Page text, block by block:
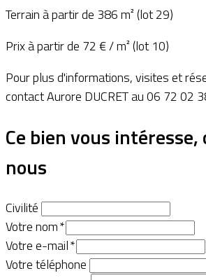
Terrain à partir de 386 m² (lot 29)
Prix à partir de 72 € / m² (lot 10)
Pour plus d'informations, visites et
contact Aurore DUCRET au 06 72 02
Ce bien vous
nous
Civilité
Votre nom*
Votre e-mail*
Votre téléphone